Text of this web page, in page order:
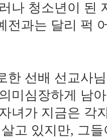
나 청소년이 된
전과는 달리 퍽
한 선배 선교사
미심장하게 남
녀가 지금은 각
고 있지만, 그